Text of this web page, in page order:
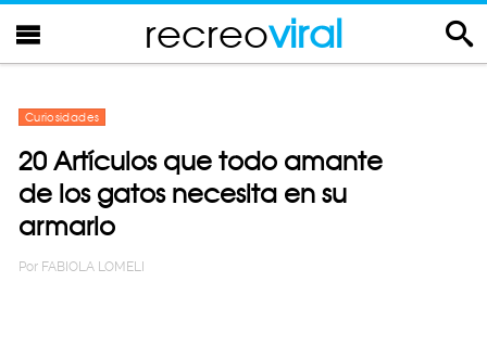
recreoviral
Curiosidades
20 Artículos que todo amante
de los gatos necesita en su
armario
Por FABIOLA LOMELI